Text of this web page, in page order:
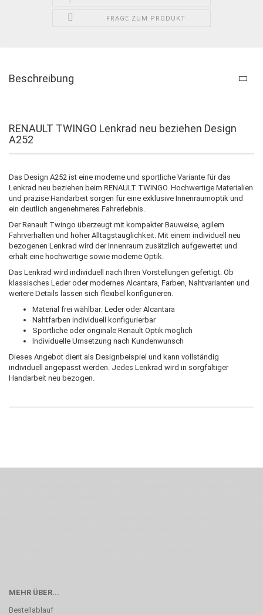
FRAGE ZUM PRODUKT
Beschreibung
RENAULT TWINGO Lenkrad neu beziehen Design
A252
Das Design A252 ist eine moderne und sportliche Variante für das
Lenkrad neu beziehen beim RENAULT TWINGO. Hochwertige Materialien
und präzise Handarbeit sorgen für eine exklusive Innenraumoptik und
ein deutlich angenehmeres Fahrerlebnis.
Der Renault Twingo überzeugt mit kompakter Bauweise, agilem
Fahrverhalten und hoher Alltagstauglichkeit. Mit einem individuell neu
bezogenen Lenkrad wird der Innenraum zusätzlich aufgewertet und
erhält eine hochwertige sowie moderne Optik.
Das Lenkrad wird individuell nach Ihren Vorstellungen gefertigt. Ob
klassisches Leder oder modernes Alcantara, Farben, Nahtvarianten und
weitere Details lassen sich flexibel konfigurieren.
Material frei wählbar: Leder oder Alcantara
Nahtfarben individuell konfigurierbar
Sportliche oder originale Renault Optik möglich
Individuelle Umsetzung nach Kundenwunsch
Dieses Angebot dient als Designbeispiel und kann vollständig
individuell angepasst werden. Jedes Lenkrad wird in sorgfältiger
Handarbeit neu bezogen.
MEHR ÜBER...
Bestellablauf